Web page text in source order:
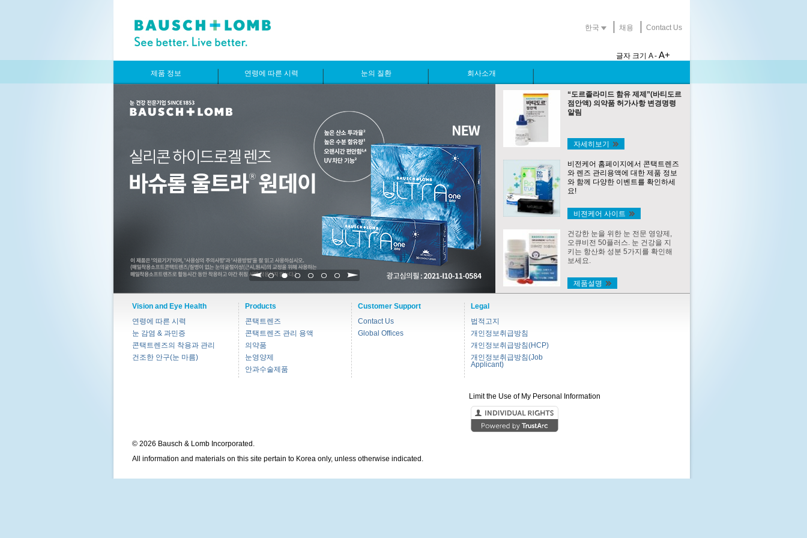
한국 채용 Contact Us
글자 크기 A - A+
제품 정보 연령에 따른 시력 눈의 질환 회사소개
1 2 3 4 5 6
“도르졸라미드 함유 제제”(바티도르
점안액) 의약품 허가사항 변경명령
알림
자세히보기
비전케어 홈페이지에서 콘택트렌즈
와 렌즈 관리용액에 대한 제품 정보
와 함께 다양한 이벤트를 확인하세
요!
비젼케어 사이트
건강한 눈을 위한 눈 전문 영양제,
오큐비전 50플러스. 눈 건강을 지
키는 항산화 성분 5가지를 확인해
보세요.
제품설명
Vision and Eye Health
연령에 따른 시력
눈 감염 & 과민증
콘택트렌즈의 착용과 관리
건조한 안구(눈 마름)
Products
콘택트렌즈
콘택트렌즈 관리 용액
의약품
눈영양제
안과수술제품
Customer Support
Contact Us
Global Offices
Legal
법적고지
개인정보취급방침
개인정보취급방침(HCP)
개인정보취급방침(Job
Applicant)
Limit the Use of My Personal Information
© 2026 Bausch & Lomb Incorporated.
All information and materials on this site pertain to Korea only, unless otherwise indicated.